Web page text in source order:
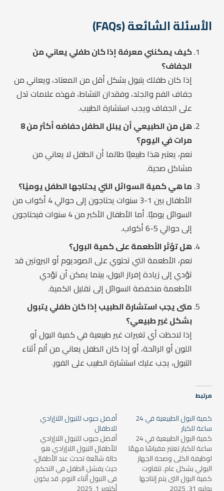
الأسئلة الشائعة (FAQs)
كيف يمكنني معرفة إذا كان طفلي يعاني من
الجفاف؟
إذا كان طفلك يتبول بشكل أقل من المعتاد، ويعاني من
جفاف الفم والجلد، وفقدان النشاط، فهذه علامات تدل
على الجفاف ويجب استشارة الطبيب.
هل من الطبيعي أن يبلل الطفل حفاضه أكثر من 8
مرات في اليوم؟
نعم، يعتبر هذا طبيعيًا طالما أن الطفل لا يعاني من
مشاكل صحية.
ما هي كمية السوائل التي يحتاجها الطفل يوميًا؟
الأطفال بين 1-3 سنوات يحتاجون إلى حوالي 4 أكواب من
السوائل يوميًا. أما الأطفال الأكبر من 4 سنوات فيحتاجون
إلى حوالي 5-6 أكواب.
هل تؤثر الأطعمة على كمية البول؟
نعم، الأطعمة التي تحتوي على الصوديوم أو البروتين قد
تؤدي إلى زيادة إفراز البول، بينما يمكن أن تؤدي
الأطعمة منخفضة السوائل إلى تقليل الكمية.
متى يجب استشارة الطبيب إذا كان طفلي يتبول
بشكل غير طبيعي؟
إذا لاحظت أي تغيرات غير طبيعية في كمية البول أو
اللون أو الرائحة، أو إذا كان الطفل يعاني من ألم أثناء
التبول، يجب عليك استشارة الطبيب على الفور.
مرتبط
كمية البول الطبيعية في 24
ساعة للكبار
كمية البول الطبيعية في 24
ساعة للكبار تعتبر مقياسًا مهمًا
لوظيفة الكلى وصحة الجهاز
البولي بشكل عام. تتفاوت
كمية البول التي يتم إنتاجها
أفضل حبوب للتبول اللاإرادي
للاطفال
أفضل حبوب للتبول اللاإرادي
للأطفال التبول اللاإرادي هو
حالة شائعة تحدث عند الأطفال،
حيث يفشل الطفل في التحكم
في التبول أثناء النوم. قد يكون